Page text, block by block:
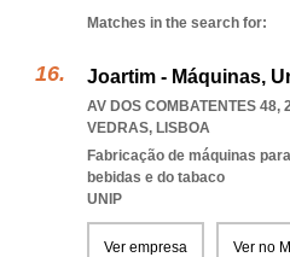
Matches in the search for:
Joartim - Máquinas,
AV DOS COMBATENTES 48,
VEDRAS, LISBOA
Fabricação de máquinas
bebidas e do tabaco
UNIP
Ver empresa Ver no